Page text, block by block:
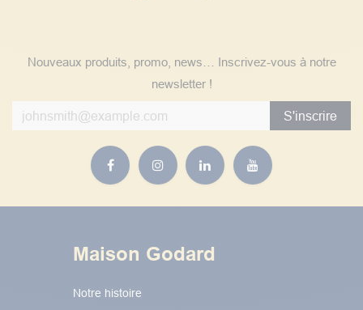
Nouveaux produits, promo, news… Inscrivez-vous à notre
newsletter !
S'inscrire
Maison Godard
Notre histoire